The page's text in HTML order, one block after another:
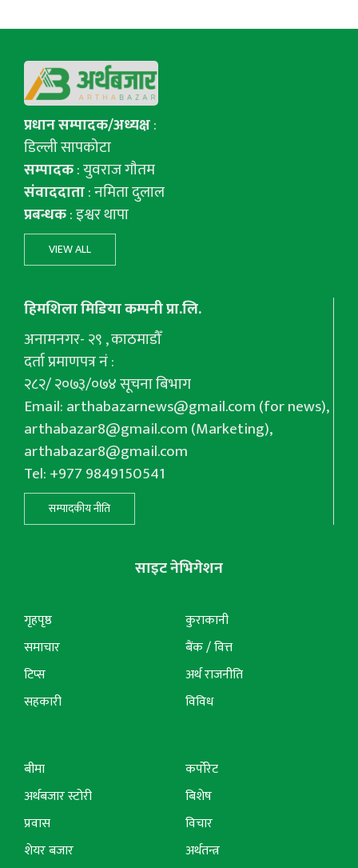
प्रधान सम्पादक/अध्यक्ष:
डिल्ली सापकोटा
सम्पादक: युवराज गाैतम
संवाददाता: नमिता दुलाल
प्रबन्धक: इश्वर थापा
VIEW ALL
हिमशिला मिडिया कम्पनी प्रा.लि.
अनामनगर- २९ , काठमाडौँ
दर्ता प्रमाणपत्र नं :
२८२/ २०७३/०७४ सूचना बिभाग
Email:arthabazarnews@gmail.com(for news),
arthabazar8@gmail.com(Marketing),
arthabazar8@gmail.com
Tel: +977 9849150541
सम्पादकीय नीति
साइट नेभिगेशन
गृहपृष्ठ
समाचार
टिप्स
सहकारी
कुराकानी
बैंक / वित्त
अर्थ राजनीति
विविध
बीमा
अर्थबजार स्टोरी
प्रवास
शेयर बजार
कर्पोरेट
बिशेष
विचार
अर्थतन्त्र